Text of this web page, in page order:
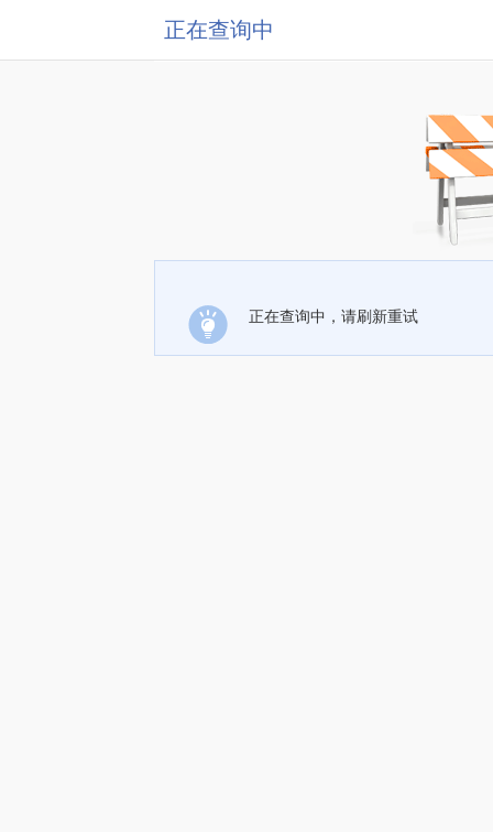
正在查询中
正在查询中，请刷新重试